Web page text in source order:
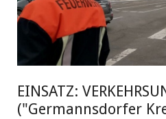
EINSATZ:
("Germannsdorfer